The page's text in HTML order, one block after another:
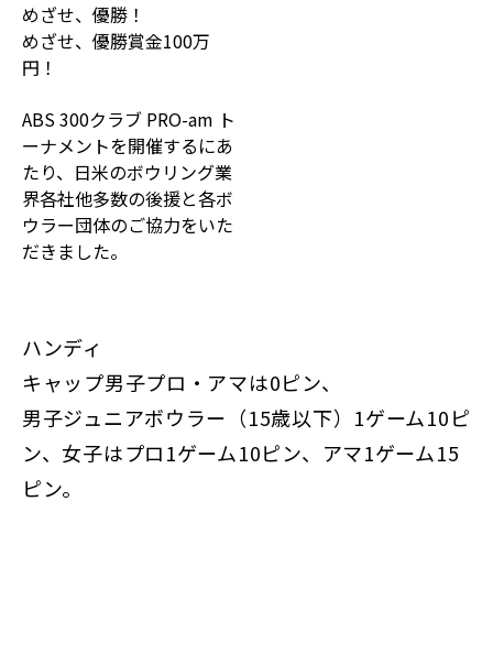
めざせ、優勝！
めざせ、優勝賞金100万
円！
ABS 300クラブ PRO-am ト
ーナメントを開催するにあ
たり、日米のボウリング業
界各社他多数の後援と各ボ
ウラー団体のご協力をいた
だきました。
ハンディ
キャップ男子プロ・アマは0ピン、
男子ジュニアボウラー（15歳以下）1ゲーム10ピ
ン、女子はプロ1ゲーム10ピン、アマ1ゲーム15
ピン。